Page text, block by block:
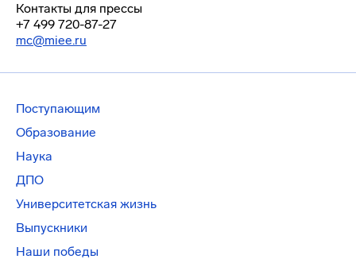
Контакты для прессы
+7 499 720-87-27
mc@miee.ru
Поступающим
Образование
Наука
ДПО
Университетская жизнь
Выпускники
Наши победы